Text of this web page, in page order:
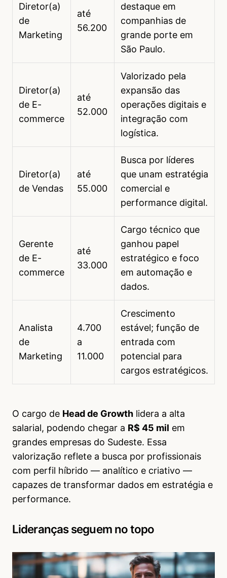
Diretor(a)
de
Marketing
até
56.200
destaque em
companhias de
grande porte em
São Paulo.
Diretor(a)
de E-
commerce
até
52.000
Valorizado pela
expansão das
operações digitais e
integração com
logística.
Diretor(a)
de Vendas
até
55.000
Busca por líderes
que unam estratégia
comercial e
performance digital.
Gerente
de E-
commerce
até
33.000
Cargo técnico que
ganhou papel
estratégico e foco
em automação e
dados.
Analista
de
Marketing
4.700
a
11.000
Crescimento
estável; função de
entrada com
potencial para
cargos estratégicos.
O cargo de Head de Growth lidera a alta
salarial, podendo chegar a R$ 45 mil em
grandes empresas do Sudeste. Essa
valorização reflete a busca por profissionais
com perfil híbrido — analítico e criativo —
capazes de transformar dados em estratégia e
performance.
Lideranças seguem no topo